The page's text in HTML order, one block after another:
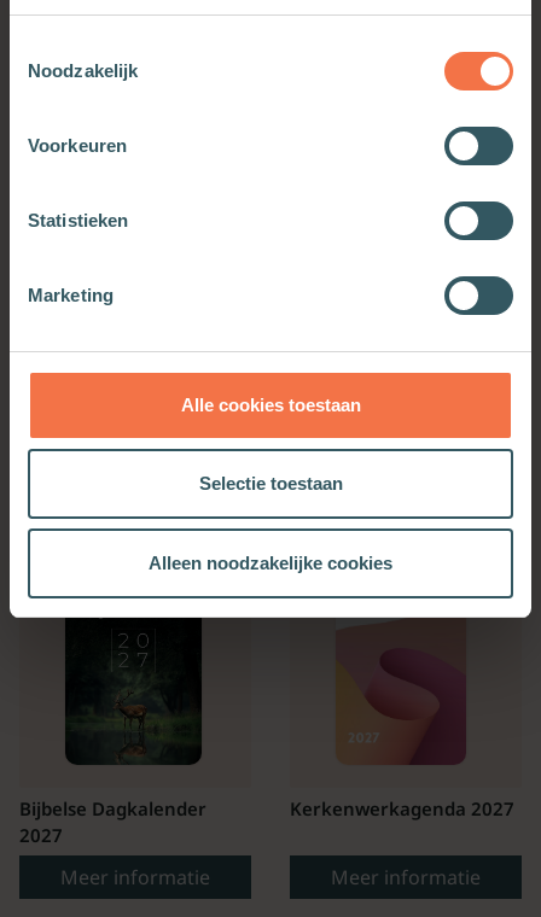
Noodzakelijk
Voorkeuren
Statistieken
Marketing
Alle cookies toestaan
Selectie toestaan
Alleen noodzakelijke cookies
OOK INTERESSANT
Bijbelse Dagkalender
2027
Meer informatie
Kerkenwerkagenda 2027
Meer informatie